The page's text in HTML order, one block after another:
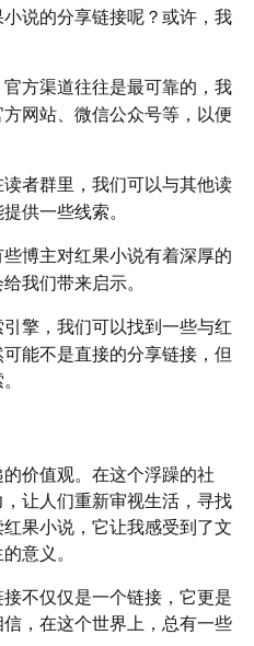
说的分享链接呢？或许，我
官方渠道往往是最可靠的，我
网站、微信公众号等，以便
读者群里，我们可以与其他读
供一些线索。
些博主对红果小说有着深厚的
我们带来启示。
引擎，我们可以找到一些与红
能不是直接的分享链接，但
价值观。在这个浮躁的社
让人们重新审视生活，寻找
果小说，它让我感受到了文
意义。
不仅仅是一个链接，它更是
，在这个世界上，总有一些